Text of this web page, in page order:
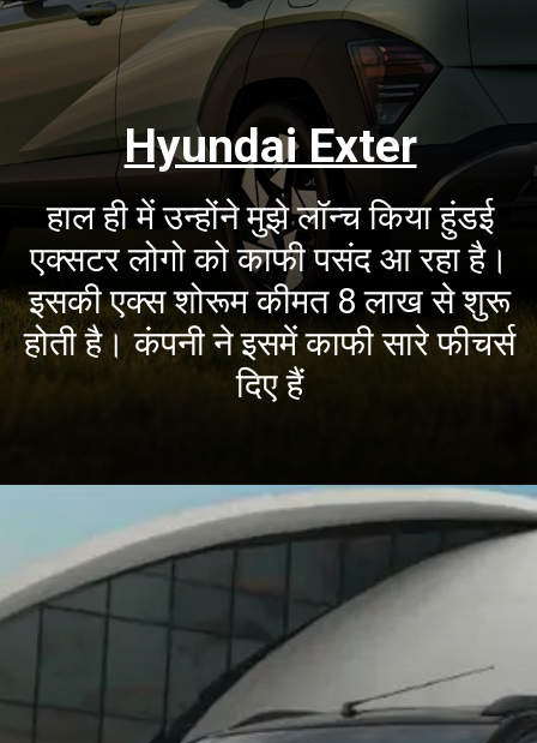
Hyundai Exter
हाल ही में उन्होंने मुझे लॉन्च किया हुंडई
एक्सटर लोगो को काफी पसंद आ रहा है।
इसकी एक्स शोरूम कीमत 8 लाख से शुरू
होती है। कंपनी ने इसमें काफी सारे फीचर्स
दिए हैं